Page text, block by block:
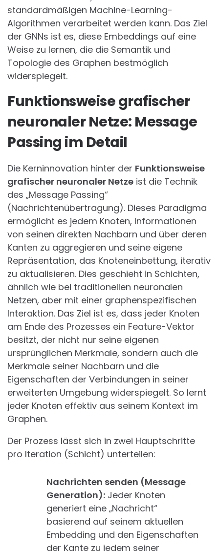
standardmäßigen Machine-Learning-
Algorithmen verarbeitet werden kann. Das Ziel
der GNNs ist es, diese Embeddings auf eine
Weise zu lernen, die die Semantik und
Topologie des Graphen bestmöglich
widerspiegelt.
Funktionsweise grafischer
neuronaler Netze: Message
Passing im Detail
Die Kerninnovation hinter der Funktionsweise
grafischer neuronaler Netze ist die Technik
des „Message Passing“
(Nachrichtenübertragung). Dieses Paradigma
ermöglicht es jedem Knoten, Informationen
von seinen direkten Nachbarn und über deren
Kanten zu aggregieren und seine eigene
Repräsentation, das Knoteneinbettung, iterativ
zu aktualisieren. Dies geschieht in Schichten,
ähnlich wie bei traditionellen neuronalen
Netzen, aber mit einer graphenspezifischen
Interaktion. Das Ziel ist es, dass jeder Knoten
am Ende des Prozesses ein Feature-Vektor
besitzt, der nicht nur seine eigenen
ursprünglichen Merkmale, sondern auch die
Merkmale seiner Nachbarn und die
Eigenschaften der Verbindungen in seiner
erweiterten Umgebung widerspiegelt. So lernt
jeder Knoten effektiv aus seinem Kontext im
Graphen.
Der Prozess lässt sich in zwei Hauptschritte
pro Iteration (Schicht) unterteilen:
Nachrichten senden (Message
Generation): Jeder Knoten
generiert eine „Nachricht“
basierend auf seinem aktuellen
Embedding und den Eigenschaften
der Kante zu jedem seiner